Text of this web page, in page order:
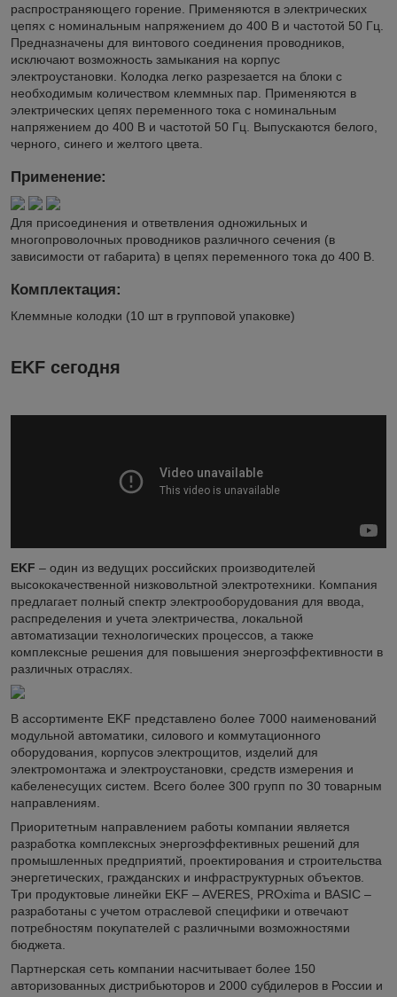
распространяющего горение. Применяются в электрических
цепях с номинальным напряжением до 400 В и частотой 50 Гц.
Предназначены для винтового соединения проводников,
исключают возможность замыкания на корпус
электроустановки. Колодка легко разрезается на блоки с
необходимым количеством клеммных пар. Применяются в
электрических цепях переменного тока с номинальным
напряжением до 400 В и частотой 50 Гц. Выпускаются белого,
черного, синего и желтого цвета.
Применение:
Для присоединения и ответвления одножильных и
многопроволочных проводников различного сечения (в
зависимости от габарита) в цепях переменного тока до 400 В.
Комплектация:
Клеммные колодки (10 шт в групповой упаковке)
EKF сегодня
EKF – один из ведущих российских производителей
высококачественной низковольтной электротехники. Компания
предлагает полный спектр электрооборудования для ввода,
распределения и учета электричества, локальной
автоматизации технологических процессов, а также
комплексные решения для повышения энергоэффективности в
различных отраслях.
В ассортименте EKF представлено более 7000 наименований
модульной автоматики, силового и коммутационного
оборудования, корпусов электрощитов, изделий для
электромонтажа и электроустановки, средств измерения и
кабеленесущих систем. Всего более 300 групп по 30 товарным
направлениям.
Приоритетным направлением работы компании является
разработка комплексных энергоэффективных решений для
промышленных предприятий, проектирования и строительства
энергетических, гражданских и инфраструктурных объектов.
Три продуктовые линейки EKF – AVERES, PROxima и BASIC –
разработаны с учетом отраслевой специфики и отвечают
потребностям покупателей с различными возможностями
бюджета.
Партнерская сеть компании насчитывает более 150
авторизованных дистрибьюторов и 2000 субдилеров в России и